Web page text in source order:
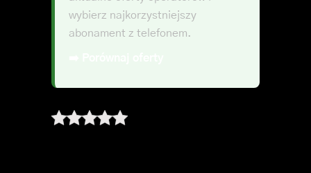
wybierz najkorzystniejszy
abonament z telefonem.